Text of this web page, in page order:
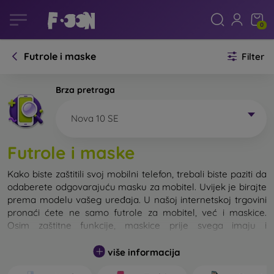
0
Futrole i maske Filter
Brza pretraga
Nova 10 SE
Futrole i maske
Kako biste zaštitili svoj mobilni telefon, trebali biste paziti da
odaberete odgovarajuću masku za mobitel. Uvijek je birajte
prema modelu vašeg uređaja. U našoj internetskoj trgovini
pronaći ćete ne samo futrole za mobitel, već i maskice.
Osim zaštitne funkcije, maskice prije svega imaju i
Maskicu za mobitel možemo također nazvati i stražnjom
više informacija